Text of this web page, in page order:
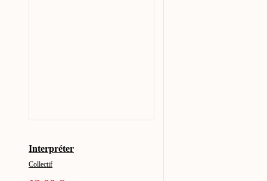
Interpréter
Collectif